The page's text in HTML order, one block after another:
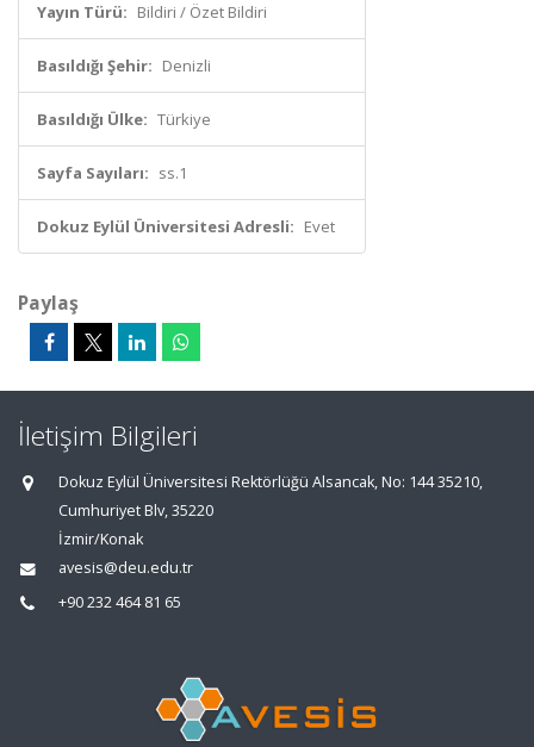
Yayın Türü: Bildiri / Özet Bildiri
Basıldığı Şehir: Denizli
Basıldığı Ülke: Türkiye
Sayfa Sayıları: ss.1
Dokuz Eylül Üniversitesi Adresli: Evet
Paylaş
İletişim Bilgileri
Dokuz Eylül Üniversitesi Rektörlüğü Alsancak, No: 144 35210,
Cumhuriyet Blv, 35220
İzmir/Konak
avesis@deu.edu.tr
+90 232 464 81 65